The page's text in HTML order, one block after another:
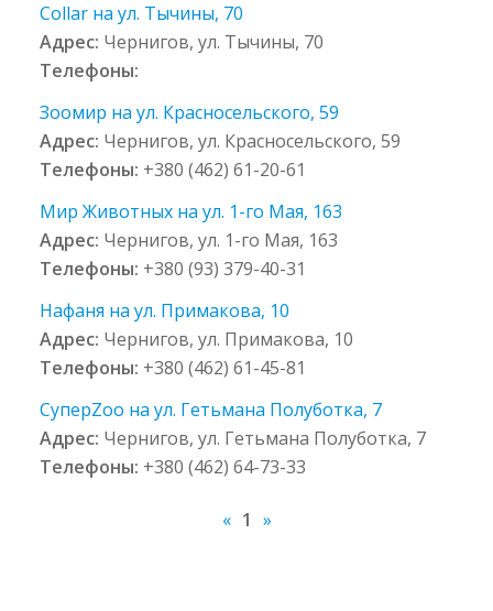
Collar на ул. Тычины, 70
Адрес: Чернигов, ул. Тычины, 70
Телефоны:
Зоомир на ул. Красносельского, 59
Адрес: Чернигов, ул. Красносельского, 59
Телефоны: +380 (462) 61-20-61
Мир Животных на ул. 1-го Мая, 163
Адрес: Чернигов, ул. 1-го Мая, 163
Телефоны: +380 (93) 379-40-31
Нафаня на ул. Примакова, 10
Адрес: Чернигов, ул. Примакова, 10
Телефоны: +380 (462) 61-45-81
СуперZoo на ул. Гетьмана Полуботка, 7
Адрес: Чернигов, ул. Гетьмана Полуботка, 7
Телефоны: +380 (462) 64-73-33
« 1 »